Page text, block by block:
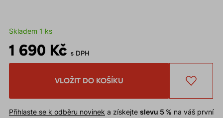
Skladem 1 ks
1 690 Kč s DPH
VLOŽIT DO KOŠÍKU
Přihlaste se k odběru novinek a získejte slevu 5 % na váš první